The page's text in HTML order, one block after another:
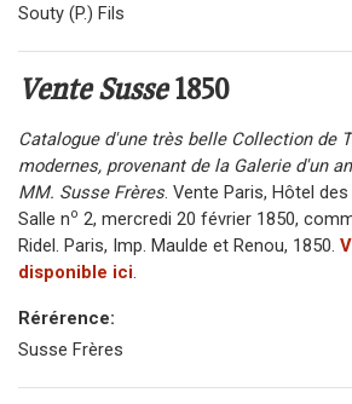
Souty (P.) Fils
Vente Susse1850
Catalogue d'une très belle Collection de
modernes, provenant de la Galerie d'un
MM. Susse Frères . Vente Paris, Hôtel
Salle no 2, mercredi 20 février 1850,
Ridel. Paris, Imp. Maulde et Renou, 1850.
disponible ici
Rérérence:
Susse Frères